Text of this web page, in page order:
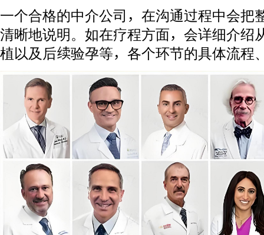
一个合格的中介公司，在沟通过程中会把
清晰地说明。如在疗程方面，会详细介绍
植以及后续验孕等，各个环节的具体流程